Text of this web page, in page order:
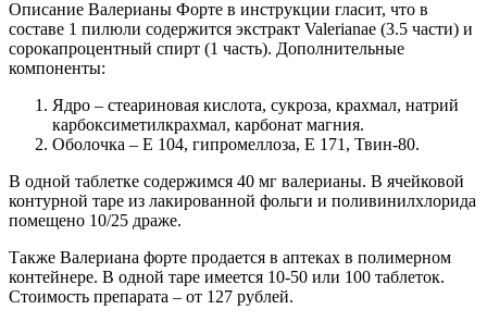
Описание Валерианы Форте в инструкции гласит, что в
составе 1 пилюли содержится экстракт Valerianae (3.5 части) и
сорокапроцентный спирт (1 часть). Дополнительные
компоненты:
Ядро – стеариновая кислота, сукроза, крахмал, натрий
карбоксиметилкрахмал, карбонат магния.
Оболочка – Е 104, гипромеллоза, Е 171, Твин-80.
В одной таблетке содержимся 40 мг валерианы. В ячейковой
контурной таре из лакированной фольги и поливинилхлорида
помещено 10/25 драже.
Также Валериана форте продается в аптеках в полимерном
контейнере. В одной таре имеется 10-50 или 100 таблеток.
Стоимость препарата – от 127 рублей.